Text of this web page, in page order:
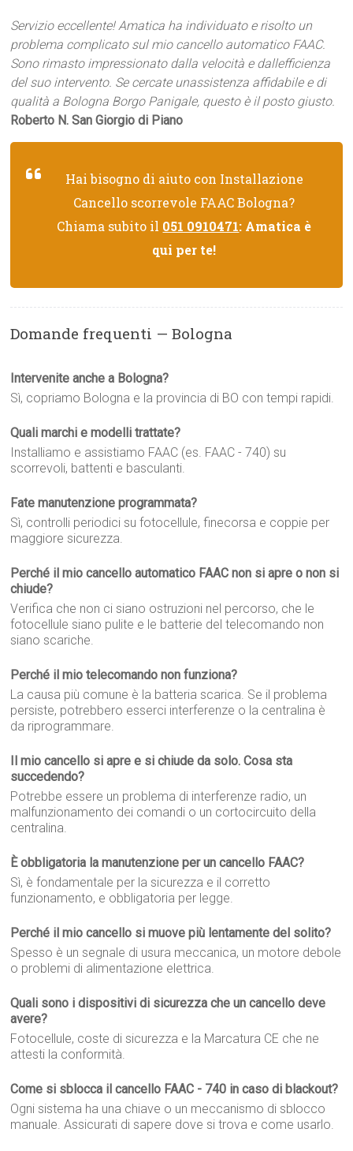
Servizio eccellente! Amatica ha individuato e risolto un
problema complicato sul mio cancello automatico FAAC.
Sono rimasto impressionato dalla velocità e dallefficienza
del suo intervento. Se cercate unassistenza affidabile e di
qualità a Bologna Borgo Panigale, questo è il posto giusto.
Roberto N. San Giorgio di Piano
Hai bisogno di aiuto con Installazione
Cancello scorrevole FAAC Bologna?
Chiama subito il 051 0910471: Amatica è
qui per te!
Domande frequenti — Bologna
Intervenite anche a Bologna?
Sì, copriamo Bologna e la provincia di BO con tempi rapidi.
Quali marchi e modelli trattate?
Installiamo e assistiamo FAAC (es. FAAC - 740) su
scorrevoli, battenti e basculanti.
Fate manutenzione programmata?
Sì, controlli periodici su fotocellule, finecorsa e coppie per
maggiore sicurezza.
Perché il mio cancello automatico FAAC non si apre o non si
chiude?
Verifica che non ci siano ostruzioni nel percorso, che le
fotocellule siano pulite e le batterie del telecomando non
siano scariche.
Perché il mio telecomando non funziona?
La causa più comune è la batteria scarica. Se il problema
persiste, potrebbero esserci interferenze o la centralina è
da riprogrammare.
Il mio cancello si apre e si chiude da solo. Cosa sta
succedendo?
Potrebbe essere un problema di interferenze radio, un
malfunzionamento dei comandi o un cortocircuito della
centralina.
È obbligatoria la manutenzione per un cancello FAAC?
Sì, è fondamentale per la sicurezza e il corretto
funzionamento, e obbligatoria per legge.
Perché il mio cancello si muove più lentamente del solito?
Spesso è un segnale di usura meccanica, un motore debole
o problemi di alimentazione elettrica.
Quali sono i dispositivi di sicurezza che un cancello deve
avere?
Fotocellule, coste di sicurezza e la Marcatura CE che ne
attesti la conformità.
Come si sblocca il cancello FAAC - 740 in caso di blackout?
Ogni sistema ha una chiave o un meccanismo di sblocco
manuale. Assicurati di sapere dove si trova e come usarlo.